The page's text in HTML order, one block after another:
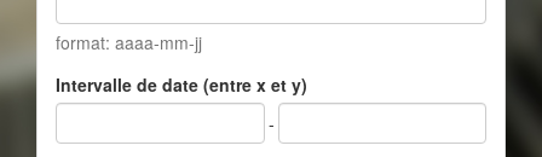
format: aaaa-mm-jj
Intervalle de date (entre x et y)
-